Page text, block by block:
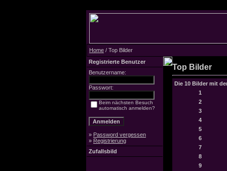
Home / Top Bilder
Registrierte Benutzer
Benutzername:
Passwort:
Beim nächsten Besuch
automatisch anmelden?
» Password vergessen
» Registrierung
Zufallsbild
Top Bilder
Die 10 Bilder mit
1
2
3
4
5
6
7
8
9